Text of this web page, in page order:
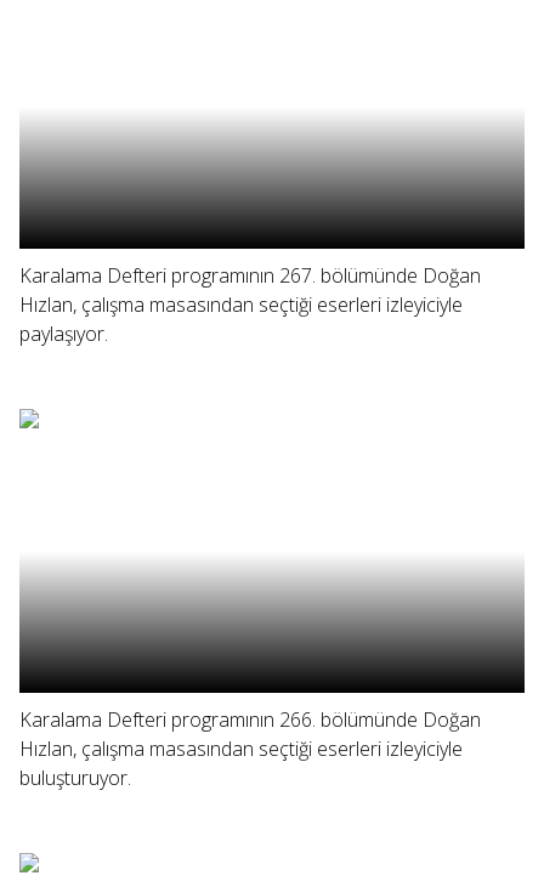
Karalama Defteri programının 267. bölümünde Doğan
Hızlan, çalışma masasından seçtiği eserleri izleyiciyle
paylaşıyor.
Karalama Defteri programının 266. bölümünde Doğan
Hızlan, çalışma masasından seçtiği eserleri izleyiciyle
buluşturuyor.